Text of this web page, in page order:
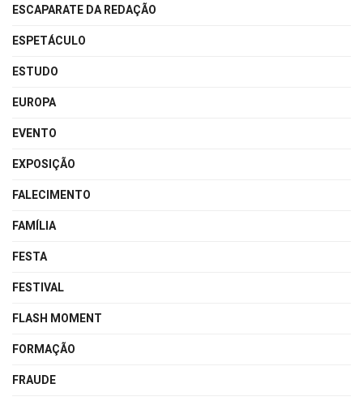
ESCAPARATE DA REDAÇÃO
ESPETÁCULO
ESTUDO
EUROPA
EVENTO
EXPOSIÇÃO
FALECIMENTO
FAMÍLIA
FESTA
FESTIVAL
FLASH MOMENT
FORMAÇÃO
FRAUDE